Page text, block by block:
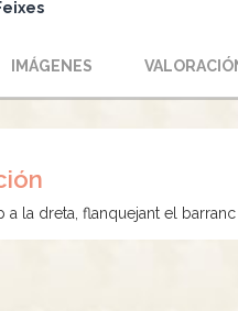
IMÁGENES
a la dreta, flanquejant el